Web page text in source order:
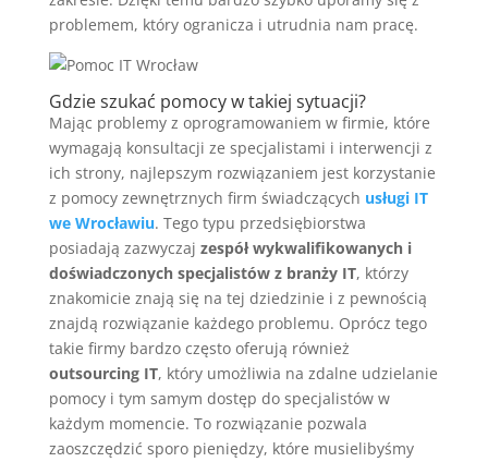
problemem, który ogranicza i utrudnia nam pracę.
Gdzie szukać pomocy w takiej sytuacji?
Mając problemy z oprogramowaniem w firmie, które
wymagają konsultacji ze specjalistami i interwencji z
ich strony, najlepszym rozwiązaniem jest korzystanie
z pomocy zewnętrznych firm świadczących usługi IT
we Wrocławiu. Tego typu przedsiębiorstwa
posiadają zazwyczaj zespół wykwalifikowanych i
doświadczonych specjalistów z branży IT, którzy
znakomicie znają się na tej dziedzinie i z pewnością
znajdą rozwiązanie każdego problemu. Oprócz tego
takie firmy bardzo często oferują również
outsourcing IT, który umożliwia na zdalne udzielanie
pomocy i tym samym dostęp do specjalistów w
każdym momencie. To rozwiązanie pozwala
zaoszczędzić sporo pieniędzy, które musielibyśmy